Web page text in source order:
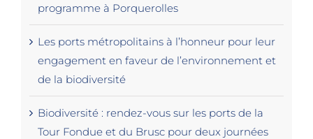
programme à Porquerolles
Les ports métropolitains à l’honneur pour leur
engagement en faveur de l’environnement et
de la biodiversité
Biodiversité : rendez-vous sur les ports de la
Tour Fondue et du Brusc pour deux journées